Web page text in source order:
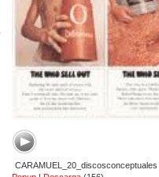
CARAMUEL_20_discosconceptuales